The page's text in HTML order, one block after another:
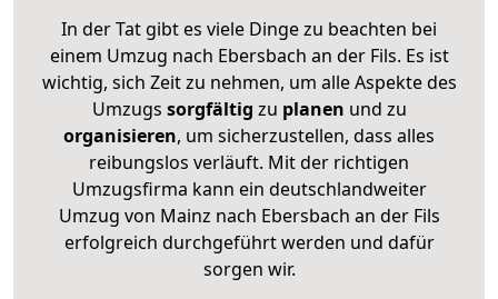
In der Tat gibt es viele Dinge zu beachten bei
einem Umzug nach Ebersbach an der Fils. Es ist
wichtig, sich Zeit zu nehmen, um alle Aspekte des
Umzugs sorgfältig zu planen und zu
organisieren, um sicherzustellen, dass alles
reibungslos verläuft. Mit der richtigen
Umzugsfirma kann ein deutschlandweiter
Umzug von Mainz nach Ebersbach an der Fils
erfolgreich durchgeführt werden und dafür
sorgen wir.